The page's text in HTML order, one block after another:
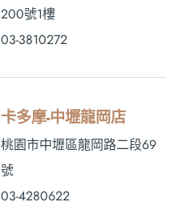
200號1樓
03-3810272
卡多摩-中壢龍岡店
桃園市中壢區龍岡路二段69
號
03-4280622